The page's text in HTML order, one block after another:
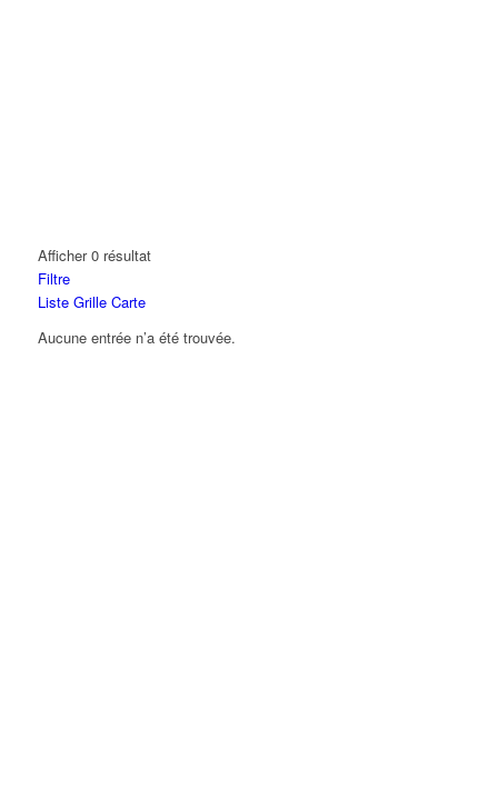
Afficher 0 résultat
Filtre
Liste Grille Carte
Aucune entrée n’a été trouvée.